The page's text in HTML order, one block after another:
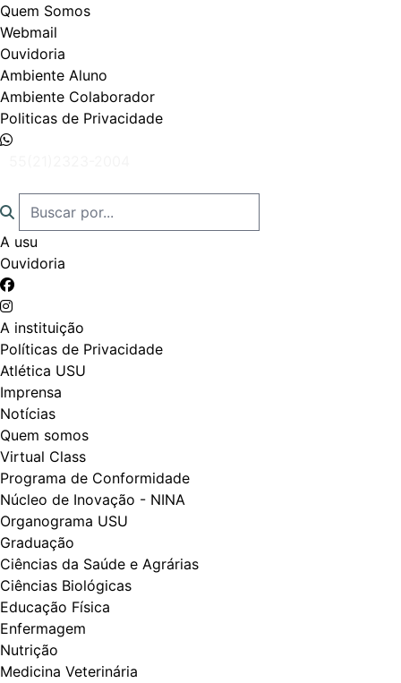
Quem Somos
Webmail
Ouvidoria
Ambiente Aluno
Ambiente Colaborador
Politicas de Privacidade
A usu
Ouvidoria
A instituição
Políticas de Privacidade
Atlética USU
Imprensa
Notícias
Quem somos
Virtual Class
Programa de Conformidade
Núcleo de Inovação - NINA
Organograma USU
Graduação
Ciências da Saúde e Agrárias
Ciências Biológicas
Educação Física
Enfermagem
Nutrição
Medicina Veterinária